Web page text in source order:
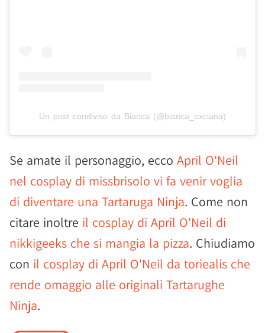
Un post condiviso da Bianca (@bianca_exciana)
Se amate il personaggio, ecco April O'Neil
nel cosplay di missbrisolo vi fa venir voglia
di diventare una Tartaruga Ninja. Come non
citare inoltre il cosplay di April O'Neil di
nikkigeeks che si mangia la pizza. Chiudiamo
con il cosplay di April O'Neil da toriealis che
rende omaggio alle originali Tartarughe
Ninja.